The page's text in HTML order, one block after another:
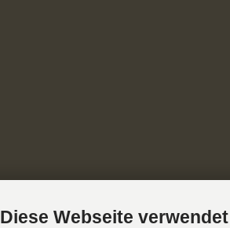
Diese Webseite